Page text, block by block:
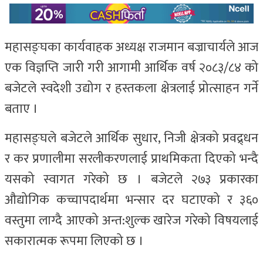
महासङ्घका कार्यवाहक अध्यक्ष राजमान बज्राचार्यले आज
एक विज्ञप्ति जारी गरी आगामी आर्थिक वर्ष २०८३/८४ को
बजेटले स्वदेशी उद्योग र हस्तकला क्षेत्रलाई प्रोत्साहन गर्ने
बताए ।
महासङ्घले बजेटले आर्थिक सुधार, निजी क्षेत्रको प्रवद्र्धन
र कर प्रणालीमा सरलीकरणलाई प्राथमिकता दिएको भन्दै
यसको स्वागत गरेको छ । बजेटले २७३ प्रकारका
औद्योगिक कच्चापदार्थमा भन्सार दर घटाएको र ३६०
वस्तुमा लाग्दै आएको अन्त:शुल्क खारेज गरेको विषयलाई
सकारात्मक रूपमा लिएको छ ।